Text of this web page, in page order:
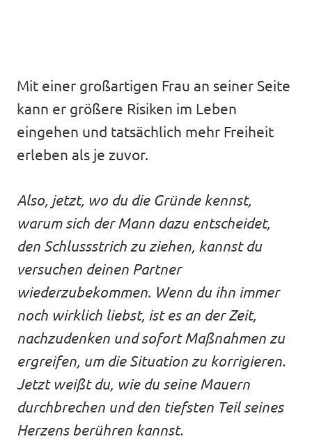
Mit einer großartigen Frau an seiner Seite
kann er größere Risiken im Leben
eingehen und tatsächlich mehr Freiheit
erleben als je zuvor.
Also, jetzt, wo du die Gründe kennst,
warum sich der Mann dazu entscheidet,
den Schlussstrich zu ziehen, kannst du
versuchen deinen Partner
wiederzubekommen. Wenn du ihn immer
noch wirklich liebst, ist es an der Zeit,
nachzudenken und sofort Maßnahmen zu
ergreifen, um die Situation zu korrigieren.
Jetzt weißt du, wie du seine Mauern
durchbrechen und den tiefsten Teil seines
Herzens berühren kannst.